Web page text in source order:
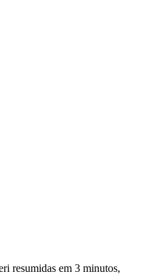
resumidas em 3 minutos,